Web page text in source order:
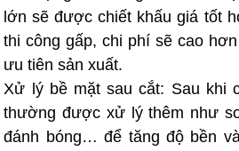
lớn sẽ được chiết khấu giá tốt
thi công gấp, chi phí sẽ cao
ưu tiên sản xuất.
Xử lý bề mặt sau cắt: Sau khi
thường được xử lý thêm như
đánh bóng… để tăng độ bền